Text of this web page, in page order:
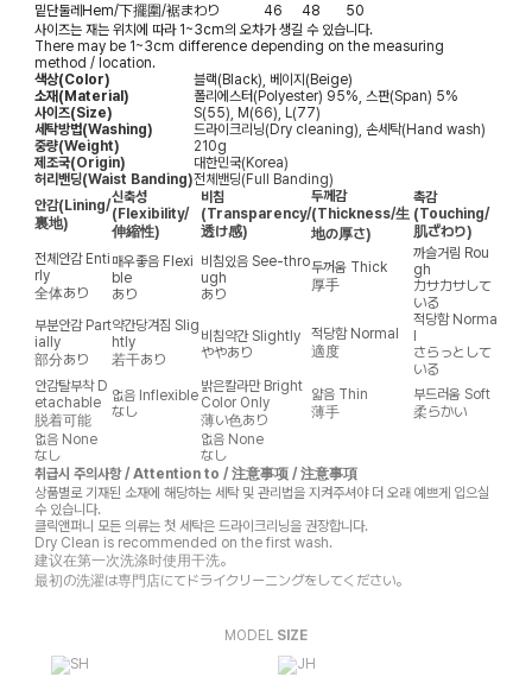
밑단둘레Hem/下擺圍/裾まわり 46 48
50
사이즈는 재는 위치에 따라 1~3cm의 오차가 생길 수 있습니다.
There may be 1~3cm difference depending on the measuring
method / location.
색상(Color)
블랙(Black), 베이지(Beige)
소재(Material)
폴리에스터(Polyester) 95%, 스판(Span) 5%
사이즈(Size)
S(55), M(66), L(77)
세탁방법(Washing)
드라이크리닝(Dry cleaning), 손세탁(Hand wash)
중량(Weight)
210g
제조국(Origin)
대한민국(Korea)
허리밴딩(Waist Banding)전체밴딩(Full Banding)
안감(Lining/
裏地)
신축성
(Flexibility/
伸縮性)
비침
(Transparency/
透け感)
두께감
(Thickness/生
地の厚さ)
촉감
(Touching/
肌ざわり)
전체안감 Enti
rly
全体あり
매우좋음 Flexi
ble
あり
비침있음 See-thro
ugh
あり
두꺼움 Thick
厚手
까슬거림 Rou
gh
カサカサして
いる
부분안감 Part
ially
部分あり
약간당겨짐 Slig
htly
若干あり
비침약간 Slightly
ややあり
적당함 Normal
適度
적당함 Norma
l
さらっとして
いる
안감탈부착 D
etachable
脱着可能
없음 Inflexible
なし
밝은칼라만 Bright
Color Only
薄い色あり
얇음 Thin
薄手
부드러움 Soft
柔らかい
없음 None
なし
없음 None
なし
취급시 주의사항 / Attention to / 注意事项 / 注意事項
상품별로 기재된 소재에 해당하는 세탁 및 관리법을 지켜주셔야 더 오래 예쁘게 입으실
수 있습니다.
클릭앤퍼니 모든 의류는 첫 세탁은 드라이크리닝을 권장합니다.
Dry Clean is recommended on the first wash.
建议在第一次洗涤时使用干洗。
最初の洗濯は専門店にてドライクリーニングをしてください。
MODEL SIZE